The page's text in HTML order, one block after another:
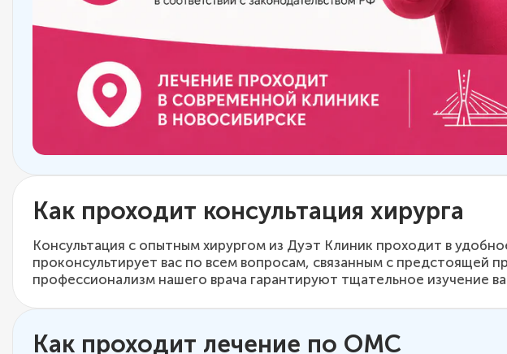
Как проходит консультация хирурга
Консультация с опытным хирургом из Дуэт Клиник проходит в
проконсультирует вас по всем вопросам, связанным с предстоящей
профессионализм нашего врача гарантируют тщательное изучение
Как проходит лечение по ОМС